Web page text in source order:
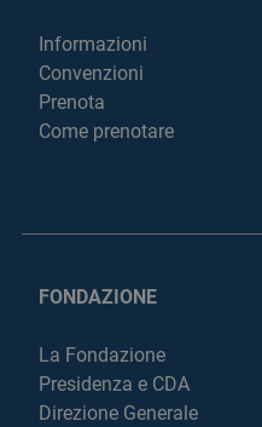
Informazioni
Convenzioni
Prenota
Come prenotare
FONDAZIONE
La Fondazione
Presidenza e CDA
Direzione Generale